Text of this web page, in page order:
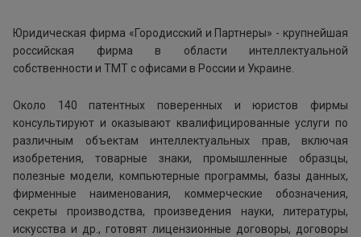
Юридическая фирма «Городисский и Партнеры» - крупнейшая
российская фирма в области интеллектуальной
собственности и ТМТ с офисами в России и Украине.
Около 140 патентных поверенных и юристов фирмы
консультируют и оказывают квалифицированные услуги по
различным объектам интеллектуальных прав, включая
изобретения, товарные знаки, промышленные образцы,
полезные модели, компьютерные программы, базы данных,
фирменные наименования, коммерческие обозначения,
секреты производства, произведения науки, литературы,
искусства и др., готовят лицензионные договоры, договоры